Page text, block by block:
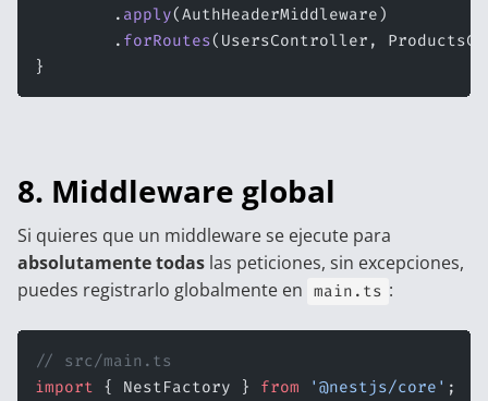
        .
apply(AuthHeaderMiddleware)
        .
forRoutes(UsersController,
}
8. Middleware global
Si quieres que un middleware se ejecute para
absolutamente todas las peticiones, sin excepciones,
puedes registrarlo globalmente en main.ts :
// src/main.ts
import { NestFactory } from '@nestjs/core' ;